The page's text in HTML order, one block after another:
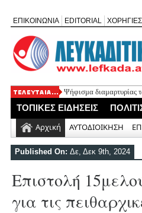
ΕΠΙΚΟΙΝΩΝΙΑ EDITORIAL ΧΟΡΗΓΙΕΣ
Ψήφισμα διαμαρτυρίας
«Έφυγε» σε ηλικία 74
Η Λευκάδα τίμησε τον
Θεία Λειτουργία για
ΤΟΠΙΚΕΣ ΕΙΔΗΣΕΙΣ
Αρχική ΑΥΤΟΔΙΟΙΚΗΣΗ
Published On: Δε, Δεκ 9th, 2024
Επιστολή
για τις